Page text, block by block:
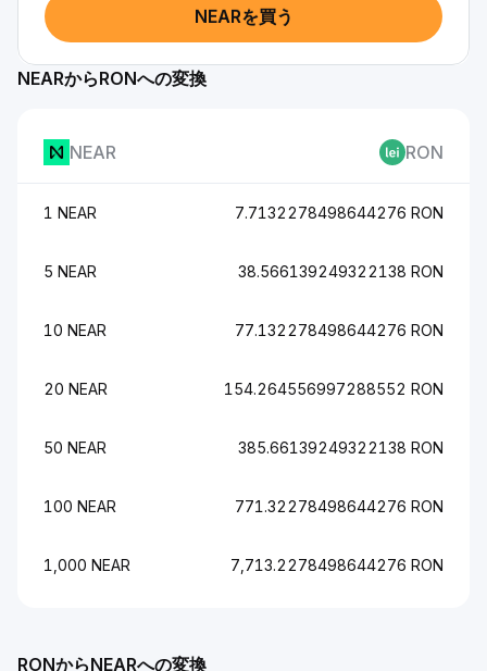
NEARを買う
NEARからRONへの変換
NEAR RON
1 NEAR 7.7132278498644276 RON
5 NEAR 38.566139249322138 RON
10 NEAR 77.132278498644276 RON
20 NEAR 154.264556997288552 RON
50 NEAR 385.66139249322138 RON
100 NEAR 771.32278498644276 RON
1,000 NEAR 7,713.2278498644276 RON
RONからNEARへの変換